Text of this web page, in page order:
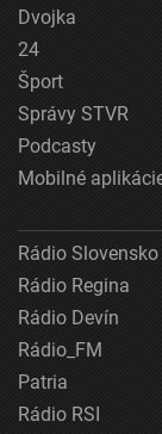
Dvojka
24
Šport
Správy STVR
Podcasty
Mobilné
Rádio Slovensko
Rádio Regina
Rádio Devín
Rádio_FM
Patria
Rádio RSI